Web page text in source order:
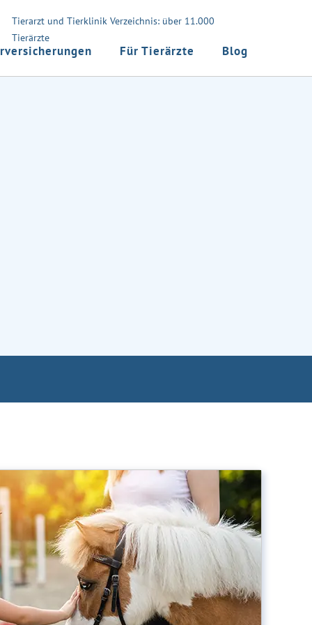
Tierarzt und Tierklinik Verzeichnis: über 11.000
Tierärzte
Für Tierärzte Blog